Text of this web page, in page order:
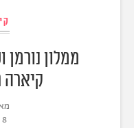
ממלון
קיארה
8 באפריל 2019